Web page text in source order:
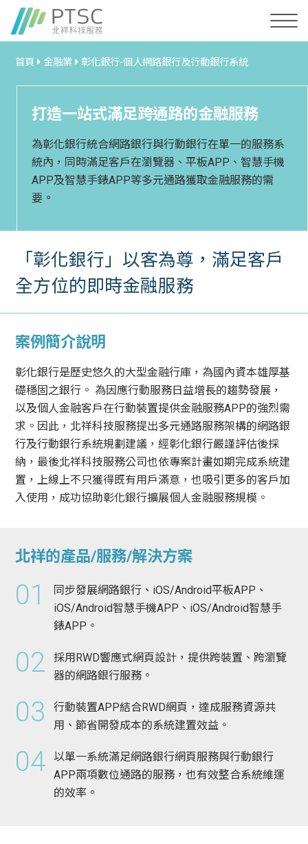
首頁 金融業 彰化銀行-個人網路銀行及行動銀行系統
打造一站式滿足跨通路的金融服務
為彰化銀行統合網路銀行與行動銀行在單一的服務系
統內，同時滿足客戶在瀏覽器、平板APP、智慧手機
APP及智慧手錶APP等多元通路獲取金融服務的需
要。
「彰化銀行」以客為尊，滿足客戶
全方位的即時金融服務
案例簡介說明
彰化銀行是歷史悠久的大型金融行庫，為國內資本雄厚基
礎穩固之銀行。 為因應行動服務日益增長的趨勢發展，
以及個人金融客戶在行動裝置提供金融服務APP的強烈需
求。因此，北祥科技服務提出多元通路服務架構的網路銀
行及行動銀行系統規劃建議，經彰化銀行嚴謹評估後採
納，最後北祥科技服務公司也依專案計畫如期完成系統建
置，上線上不只獲得既有用戶滿意，也吸引更多的客戶加
入使用，成功協助彰化銀行擴展個人金融服務規模。
北祥的產品/服務/解決方案
01
同步發展網路銀行、iOS/Android平板APP、
iOS/Android智慧手機APP、iOS/Android智慧手
錶APP。
02
採用RWD響應式網頁設計，提供跨裝置、跨瀏覽
器的網路銀行服務。
03
行動裝置APP結合RWD網頁，達成服務資源共
用、節省開發成本的系統建置效益。
04
以單一系統滿足網路銀行網頁服務與行動銀行
APP兩項數位通路的服務，也有效整合系統維運
的效率。